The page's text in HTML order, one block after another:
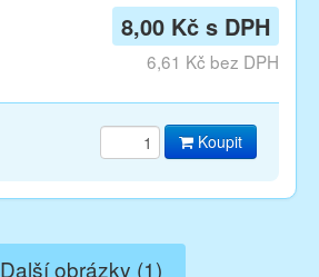
8,00 Kč s DPH
6,61 Kč bez DPH
Koupit
Další obrázky (1)